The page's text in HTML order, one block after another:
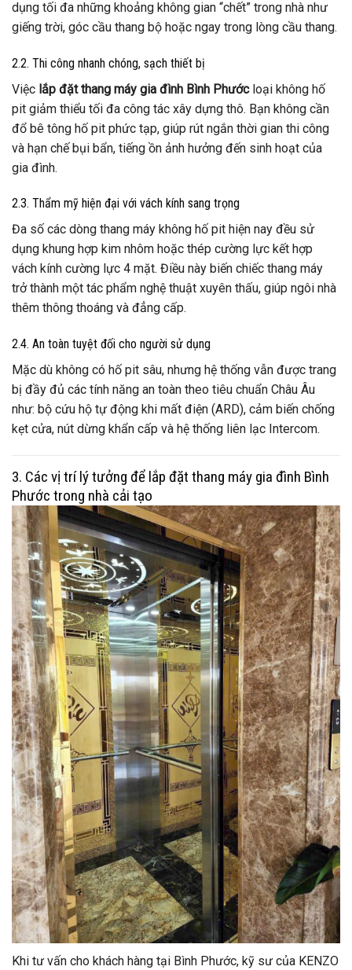
dụng tối đa những khoảng không gian “chết” trong nhà như
giếng trời, góc cầu thang bộ hoặc ngay trong lòng cầu thang.
2.2. Thi công nhanh chóng, sạch thiết bị
Việc lắp đặt thang máy gia đình Bình Phướcloại không hố
pit giảm thiểu tối đa công tác xây dựng thô. Bạn không cần
đổ bê tông hố pit phức tạp, giúp rút ngắn thời gian thi công
và hạn chế bụi bẩn, tiếng ồn ảnh hưởng đến sinh hoạt của
gia đình.
2.3. Thẩm mỹ hiện đại với vách kính sang trọng
Đa số các dòng thang máy không hố pit hiện nay đều sử
dụng khung hợp kim nhôm hoặc thép cường lực kết hợp
vách kính cường lực 4 mặt. Điều này biến chiếc thang máy
trở thành một tác phẩm nghệ thuật xuyên thấu, giúp ngôi nhà
thêm thông thoáng và đẳng cấp.
2.4. An toàn tuyệt đối cho người sử dụng
Mặc dù không có hố pit sâu, nhưng hệ thống vẫn được trang
bị đầy đủ các tính năng an toàn theo tiêu chuẩn Châu Âu
như: bộ cứu hộ tự động khi mất điện (ARD), cảm biến chống
kẹt cửa, nút dừng khẩn cấp và hệ thống liên lạc Intercom.
3. Các vị trí lý tưởng để lắp đặt thang máy gia đình Bình
Phước trong nhà cải tạo
Khi tư vấn cho khách hàng tại Bình Phước, kỹ sư của KENZO